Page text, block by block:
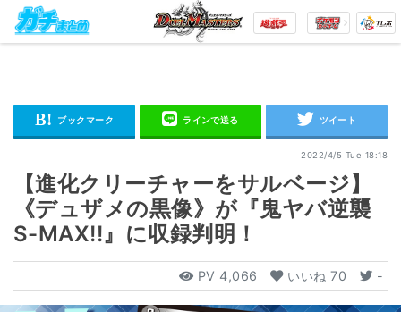
2022/4/5 Tue 18:18
【進化クリーチャーをサルベージ】
《デュザメの黒像》が『鬼ヤバ逆襲
S-MAX!!』に収録判明！
PV 4,066 いいね70 -